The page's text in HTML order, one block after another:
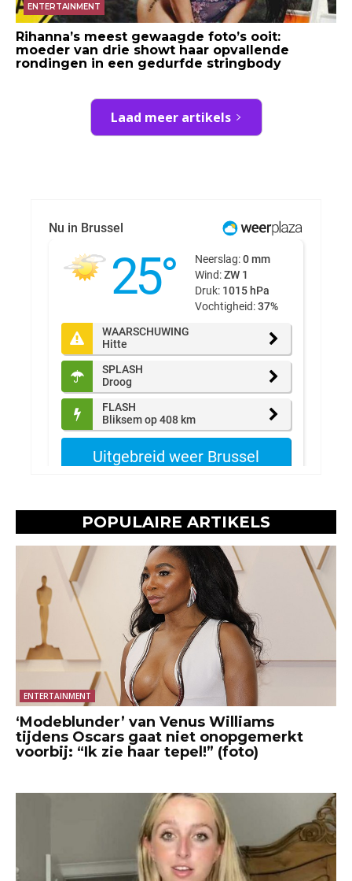
ENTERTAINMENT
Rihanna’s meest gewaagde foto’s ooit:
moeder van drie showt haar opvallende
rondingen in een gedurfde stringbody
Laad meer artikels
POPULAIRE ARTIKELS
ENTERTAINMENT
‘Modeblunder’ van Venus Williams
tijdens Oscars gaat niet onopgemerkt
voorbij: “Ik zie haar tepel!” (foto)